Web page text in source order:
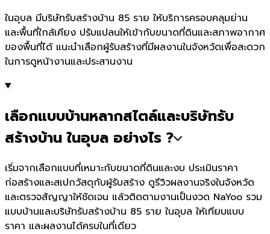
ในอุบล มีบริษัทรับสร้างบ้าน 85 ราย ให้บริการครอบคลุมย่าน
และพื้นที่ใกล้เคียง ปรับแปลนให้เข้ากับขนาดที่ดินและสภาพอากาศ
ของพื้นที่ได้ แนะนำเลือกผู้รับสร้างที่มีผลงานในจังหวัดเพื่อสะดวก
ในการดูหน้างานและประสานงาน
เลือกแบบบ้านหลากสไตล์และบริษัทรับ
สร้างบ้าน ในอุบล อย่างไร ?
เริ่มจากเลือกแบบที่เหมาะกับขนาดที่ดินและงบ ประเมินราคา
ก่อสร้างและสเปกวัสดุกับผู้รับสร้าง ดูรีวิวผลงานจริงในจังหวัด
และตรวจสัญญาให้ชัดเจน แล้วติดตามงานเป็นงวด NaYoo รวม
แบบบ้านและบริษัทรับสร้างบ้าน 85 ราย ในอุบล ให้เทียบแบบ
ราคา และผลงานได้ครบในที่เดียว